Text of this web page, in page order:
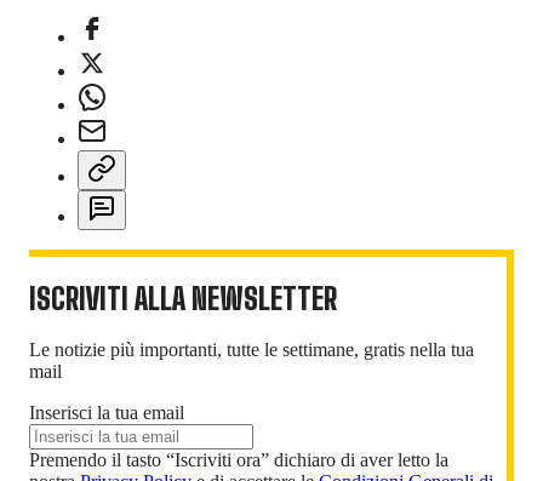
ISCRIVITI ALLA NEWSLETTER
Le notizie più importanti, tutte le settimane, gratis nella tua
mail
Inserisci la tua email
Premendo il tasto “Iscriviti ora” dichiaro di aver letto la